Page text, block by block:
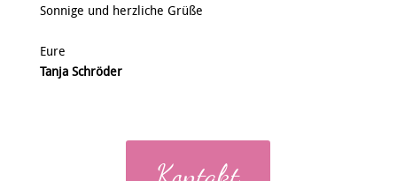
Sonnige und herzliche Grüße
Eure
Tanja Schröder